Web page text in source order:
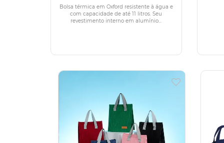
Bolsa térmica em Oxford resistente à água e
com capacidade de até 11 litros. Seu
revestimento interno em alumínio...